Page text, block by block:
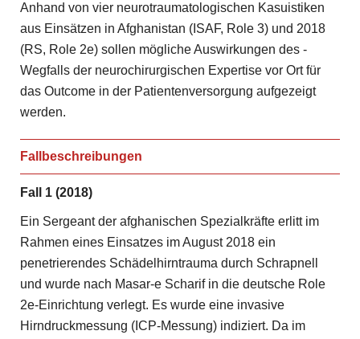
Anhand von vier neurotraumatologischen Kasuistiken
aus Einsätzen in Afghanistan (ISAF, Role 3) und 2018
(RS, Role 2e) sollen mögliche Auswirkungen des ­
Wegfalls der neurochirurgischen Expertise vor Ort für
das Outcome in der Patientenversorgung aufgezeigt
werden.
Fallbeschreibungen
Fall 1 (2018)
Ein Sergeant der afghanischen Spezialkräfte erlitt im
Rahmen eines Einsatzes im August 2018 ein
penetrierendes Schädelhirntrauma durch Schrapnell
und wurde nach Masar-e Scharif in die deutsche Role
2e-Einrichtung verlegt. Es wurde eine invasive
Hirndruckmessung (ICP-Messung) indiziert. Da im